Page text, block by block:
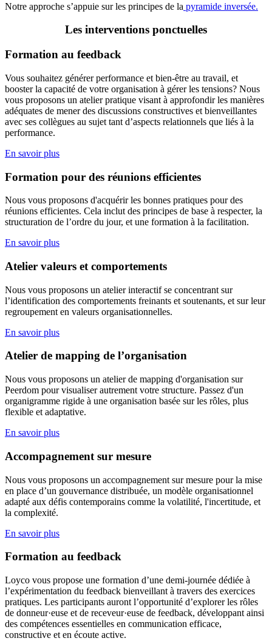
Notre approche s’appuie sur les principes de la pyramide inversée.
Les interventions ponctuelles
Formation au feedback
Vous souhaitez générer performance et bien-être au travail, et
booster la capacité de votre organisation à gérer les tensions? Nous
vous proposons un atelier pratique visant à approfondir les manières
adéquates de mener des discussions constructives et bienveillantes
avec ses collègues au sujet tant d’aspects relationnels que liés à la
performance.
En savoir plus
Formation pour des réunions efficientes
Nous vous proposons d'acquérir les bonnes pratiques pour des
réunions efficientes. Cela inclut des principes de base à respecter, la
structuration de l’ordre du jour, et une formation à la facilitation.
En savoir plus
Atelier valeurs et comportements
Nous vous proposons un atelier interactif se concentrant sur
l’identification des comportements freinants et soutenants, et sur leur
regroupement en valeurs organisationnelles.
En savoir plus
Atelier de mapping de l’organisation
Nous vous proposons un atelier de mapping d'organisation sur
Peerdom pour visualiser autrement votre structure. Passez d'un
organigramme rigide à une organisation basée sur les rôles, plus
flexible et adaptative.
En savoir plus
Accompagnement sur mesure
Nous vous proposons un accompagnement sur mesure pour la mise
en place d’un gouvernance distribuée, un modèle organisationnel
adapté aux défis contemporains comme la volatilité, l'incertitude, et
la complexité.
En savoir plus
Formation au feedback
Loyco vous propose une formation d’une demi-journée dédiée à
l’expérimentation du feedback bienveillant à travers des exercices
pratiques. Les participants auront l’opportunité d’explorer les rôles
de donneur·euse et de receveur·euse de feedback, développant ainsi
des compétences essentielles en communication efficace,
constructive et en écoute active.